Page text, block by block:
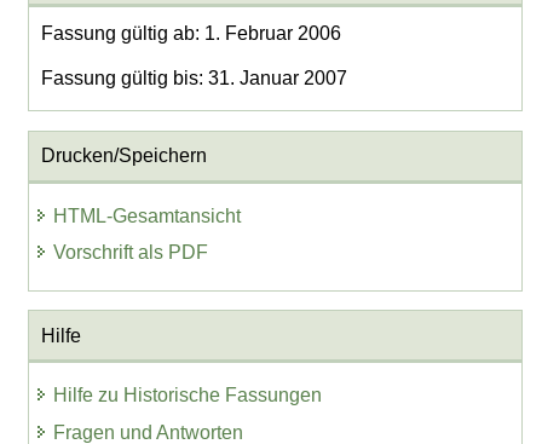
Fassung gültig ab: 1. Februar 2006
Fassung gültig bis: 31. Januar 2007
Drucken/Speichern
HTML-Gesamtansicht
Vorschrift als PDF
Hilfe
Hilfe zu Historische Fassungen
Fragen und Antworten